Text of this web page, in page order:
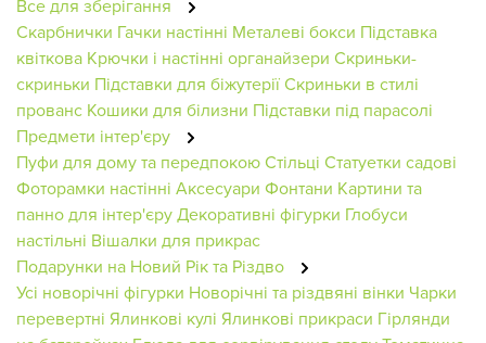
Все для зберігання
Скарбнички Гачки настінні Металеві бокси Підставка
квіткова Крючки і настінні органайзери Скриньки-
скриньки Підставки для біжутеріїСкриньки в стилі
прованс Кошики для білизни Підставки під парасолі
Предмети інтер'єру
Пуфи для дому та передпокоюСтільці Статуетки садові
Фоторамки настінні Аксесуари Фонтани Картини та
панно для інтер'єруДекоративні фігурки Глобуси
настільні Вішалки для прикрас
Подарунки на Новий Рік та Різдво
Усі новорічні фігурки Новорічні та різдвяні вінки Чарки
перевертні Ялинкові кулі Ялинкові прикраси Гірлянди